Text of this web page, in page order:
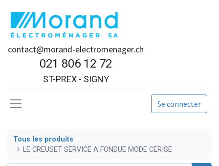
contact@morand-electromenager.ch
021 806 12 72
ST-PREX - SIGNY
Se connecter
Tous les produits
LE CREUSET SERVICE A FONDUE MODE CERISE